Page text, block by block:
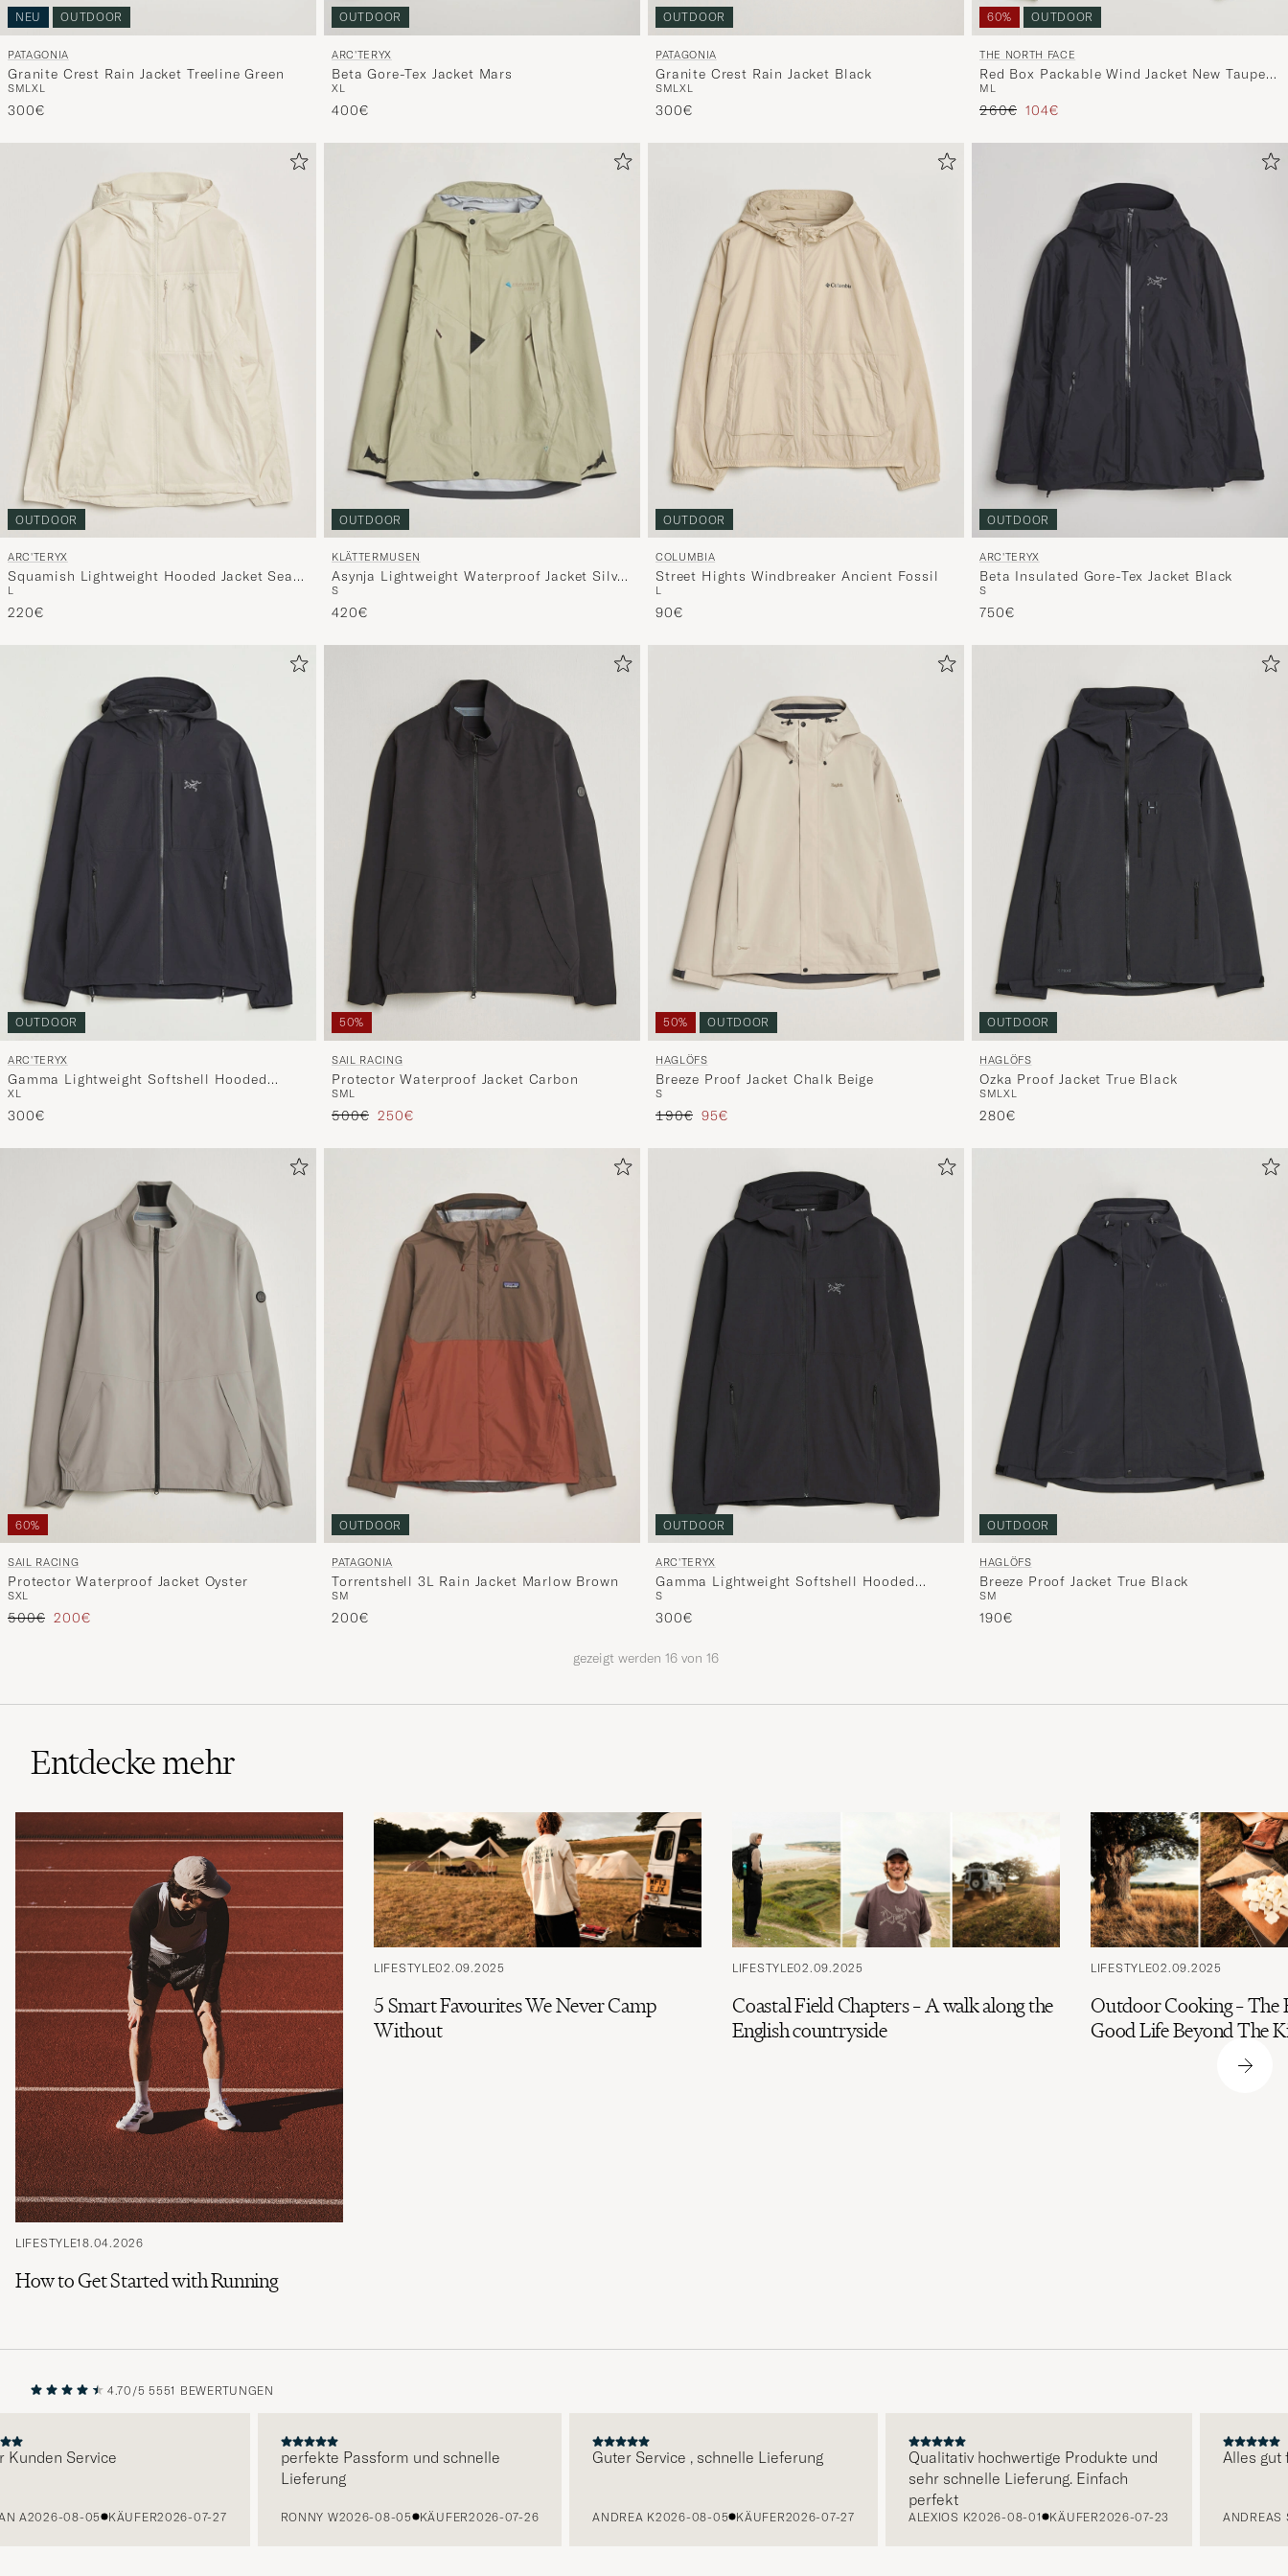
Ihrem
NEU OUTDOOR
PATAGONIA
Granite Crest Rain Jacket Treeline Green
SMLXL
300€
OUTDOOR
ARC'TERYX
Beta Gore-Tex Jacket Mars
XL
400€
OUTDOOR
PATAGONIA
Granite Crest Rain Jacket Black
SMLXL
300€
60% OUTDOOR
THE NORTH FACE
Red Box Packable Wind Jacket New Taupe
Green
M L
Regulärer Preis
260€ Reduzierter Preis
104€
OUTDOOR
ARC'TERYX
Squamish Lightweight Hooded Jacket Sea
Salt
L
220€
OUTDOOR
KLÄTTERMUSEN
Asynja Lightweight Waterproof Jacket Silver
Green
S
420€
OUTDOOR
COLUMBIA
Street Hights Windbreaker Ancient Fossil
L
90€
OUTDOOR
ARC'TERYX
Beta Insulated Gore-Tex Jacket Black
S
750€
OUTDOOR
ARC'TERYX
Gamma Lightweight Softshell Hooded
Jacket Black
XL
300€
50%
SAIL RACING
Protector Waterproof Jacket Carbon
SML
Regulärer Preis
500€ Reduzierter Preis
250€
50% OUTDOOR
HAGLÖFS
Breeze Proof Jacket Chalk Beige
S
Regulärer Preis
190€ Reduzierter Preis
95€
OUTDOOR
HAGLÖFS
Ozka Proof Jacket True Black
SMLXL
280€
60%
SAIL RACING
Protector Waterproof Jacket Oyster
SXL
Regulärer Preis
500€ Reduzierter Preis
200€
OUTDOOR
PATAGONIA
Torrentshell 3L Rain Jacket Marlow Brown
SM
200€
OUTDOOR
ARC'TERYX
Gamma Lightweight Softshell Hooded
Jacket Black
S
300€
OUTDOOR
HAGLÖFS
Breeze Proof Jacket True Black
SM
190€
gezeigt werden 16 von 16
Entdecke mehr
LIFESTYLE18.04.2026
How to Get Started with Running
LIFESTYLE02.09.2025
5 Smart Favourites We Never Camp
Without
LIFESTYLE02.09.2025
Coastal Field Chapters – A walk along the
English countryside
LIFESTYLE02.09.2025
Outdoor Cooking – The
Good Life Beyond The
VORHERIGE
4.70/5 5551 BEWERTUNGEN
Service
08-05 KÄUFER 2026-07-27
perfekte Passform und schnelle
Lieferung
RONNY W2026-08-05 KÄUFER 2026-07-26
Guter Service , schnelle Lieferung
ANDREA K 2026-08-05 KÄUFER 2026-07-27
Qualitativ hochwertige Produkte und
sehr schnelle Lieferung. Einfach
perfekt
ALEXIOS K2026-08-01 KÄUFER 2026-07-23
Alles gut
ANDREAS S